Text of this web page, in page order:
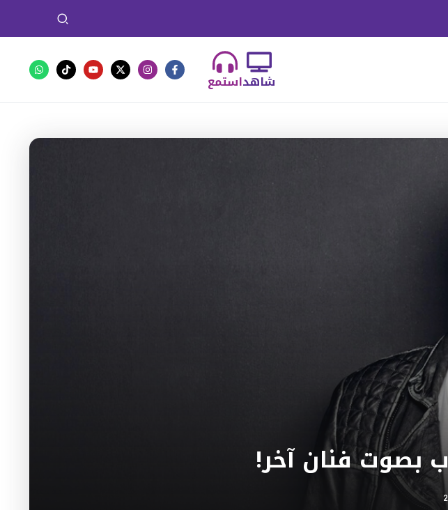
استمعشاهد
بصوت فنان آخر!